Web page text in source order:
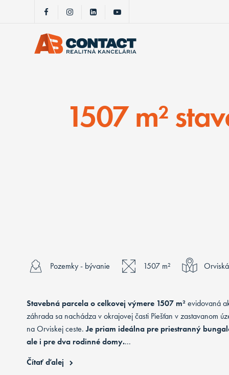
1507 m²
Pozemky - bývanie 1507 m²
Stavebná parcela o celkovej výmere 1507 m²evidovaná
záhrada sa nachádza v okrajovej časti Piešťan v zastavanom
na Orviskej ceste.Je priam ideálna pre priestranný
ale i pre dva rodinné domy....
Čítať ďalej